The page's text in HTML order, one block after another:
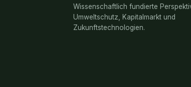
Wissenschaftlich fundierte
Umweltschutz, Kapitalmarkt und
Zukunftstechnologien.